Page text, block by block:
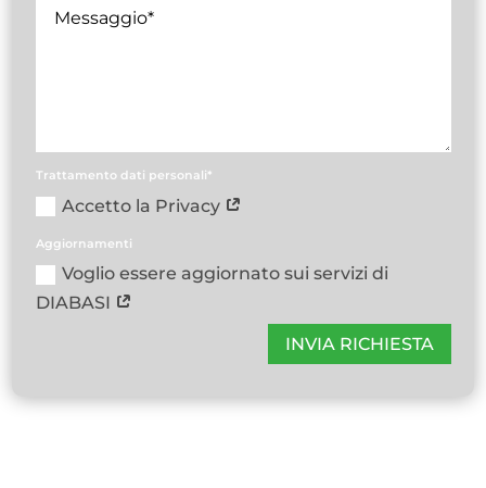
Trattamento dati personali*
Accetto la Privacy
Aggiornamenti
Voglio essere aggiornato sui servizi di
DIABASI
INVIA RICHIESTA